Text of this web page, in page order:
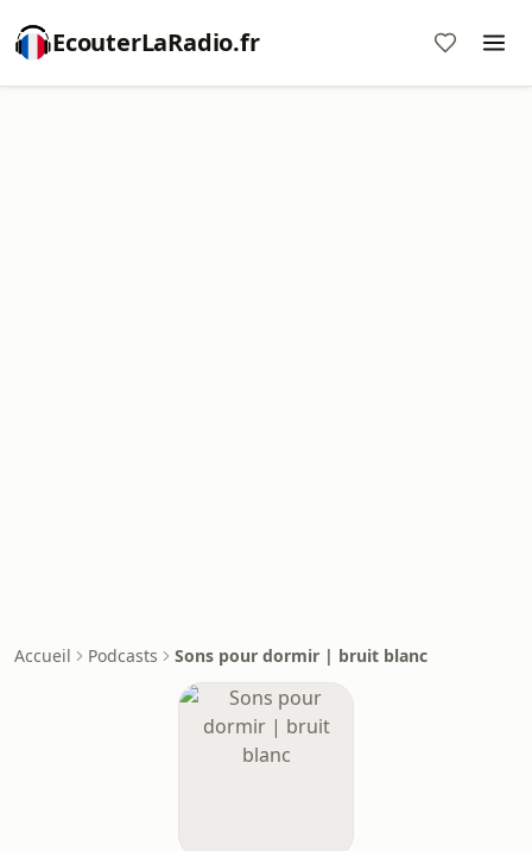
EcouterLaRadio.fr
Accueil Podcasts Sons pour dormir | bruit blanc